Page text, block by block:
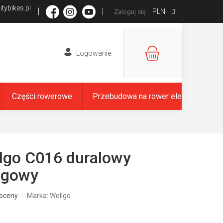
PLN
Zaloguj się
KOSZYK
Części rowerowe Przebudowa na rower elektryczny
C016 duralowy
Marka: Wellgo